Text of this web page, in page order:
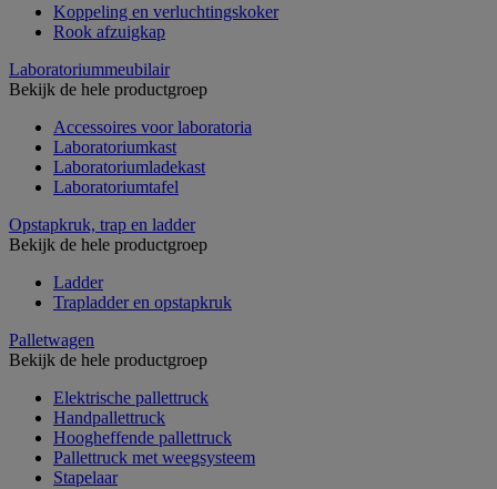
Koppeling en verluchtingskoker
Rook afzuigkap
Laboratoriummeubilair
Bekijk de hele productgroep
Accessoires voor laboratoria
Laboratoriumkast
Laboratoriumladekast
Laboratoriumtafel
Opstapkruk, trap en ladder
Bekijk de hele productgroep
Ladder
Trapladder en opstapkruk
Palletwagen
Bekijk de hele productgroep
Elektrische pallettruck
Handpallettruck
Hoogheffende pallettruck
Pallettruck met weegsysteem
Stapelaar